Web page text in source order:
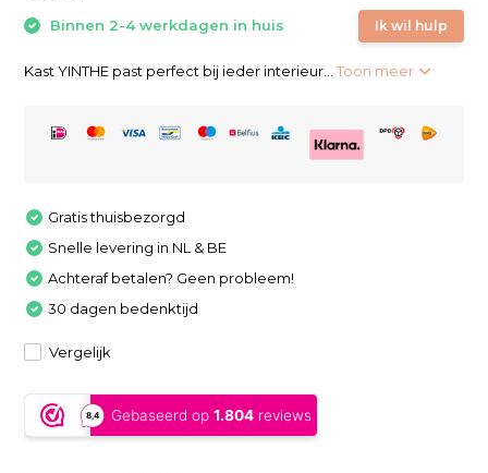
Ik wil hulp
Binnen 2-4 werkdagen in huis
Kast YINTHE past perfect bij ieder interieur...Toon meer
Gratis thuisbezorgd
Snelle levering in NL & BE
Achteraf betalen? Geen probleem!
30 dagen bedenktijd
Vergelijk